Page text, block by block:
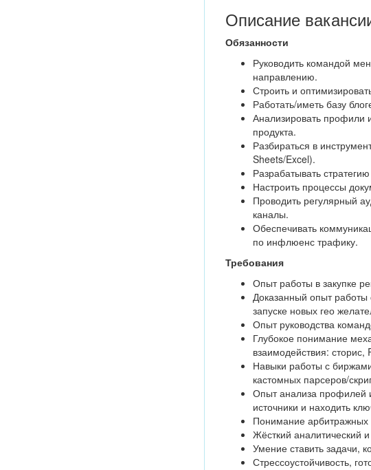
Описание
Обязанности
Руководить командой
направлению.
Строить и
Работать/иметь базу
Анализировать профили
продукта.
Разбираться в
Sheets/Excel).
Разрабатывать
Настроить процессы
Проводить регулярный
каналы.
Обеспечивать
по инфлюенс трафику.
Требования
Опыт работы в закупке
Доказанный опыт
запуске новых гео
Опыт руководства
Глубокое понимание
взаимодействия: сторис,
Навыки работы с
кастомных парсеров/
Опыт анализа профилей
источники и находить
Понимание арбитражных
Жёсткий аналитический
Умение ставить задачи,
Стрессоустойчивость,